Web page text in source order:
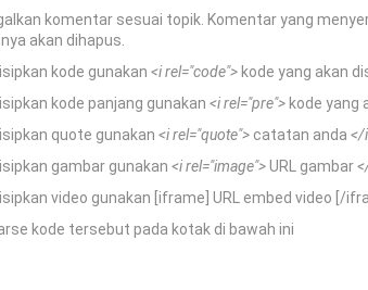
komentar sesuai topik. Komentar yang
akan dihapus.
kode gunakan <i rel="code"> kode yang akan
kode panjang gunakan <i rel="pre"> kode yang
quote gunakan <i rel="quote"> catatan anda </
gambar gunakan <i rel="image">URL gambar
video gunakan [iframe] URL embed video [/
kode tersebut pada kotak di bawah ini